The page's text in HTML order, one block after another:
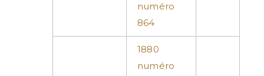
numéro
864
1880
numéro